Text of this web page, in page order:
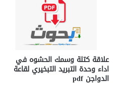
علاقة كتلة وسمك الحشوه في
اداء وحدة التبريد التبخيري لقاعة
الدواجن pdf